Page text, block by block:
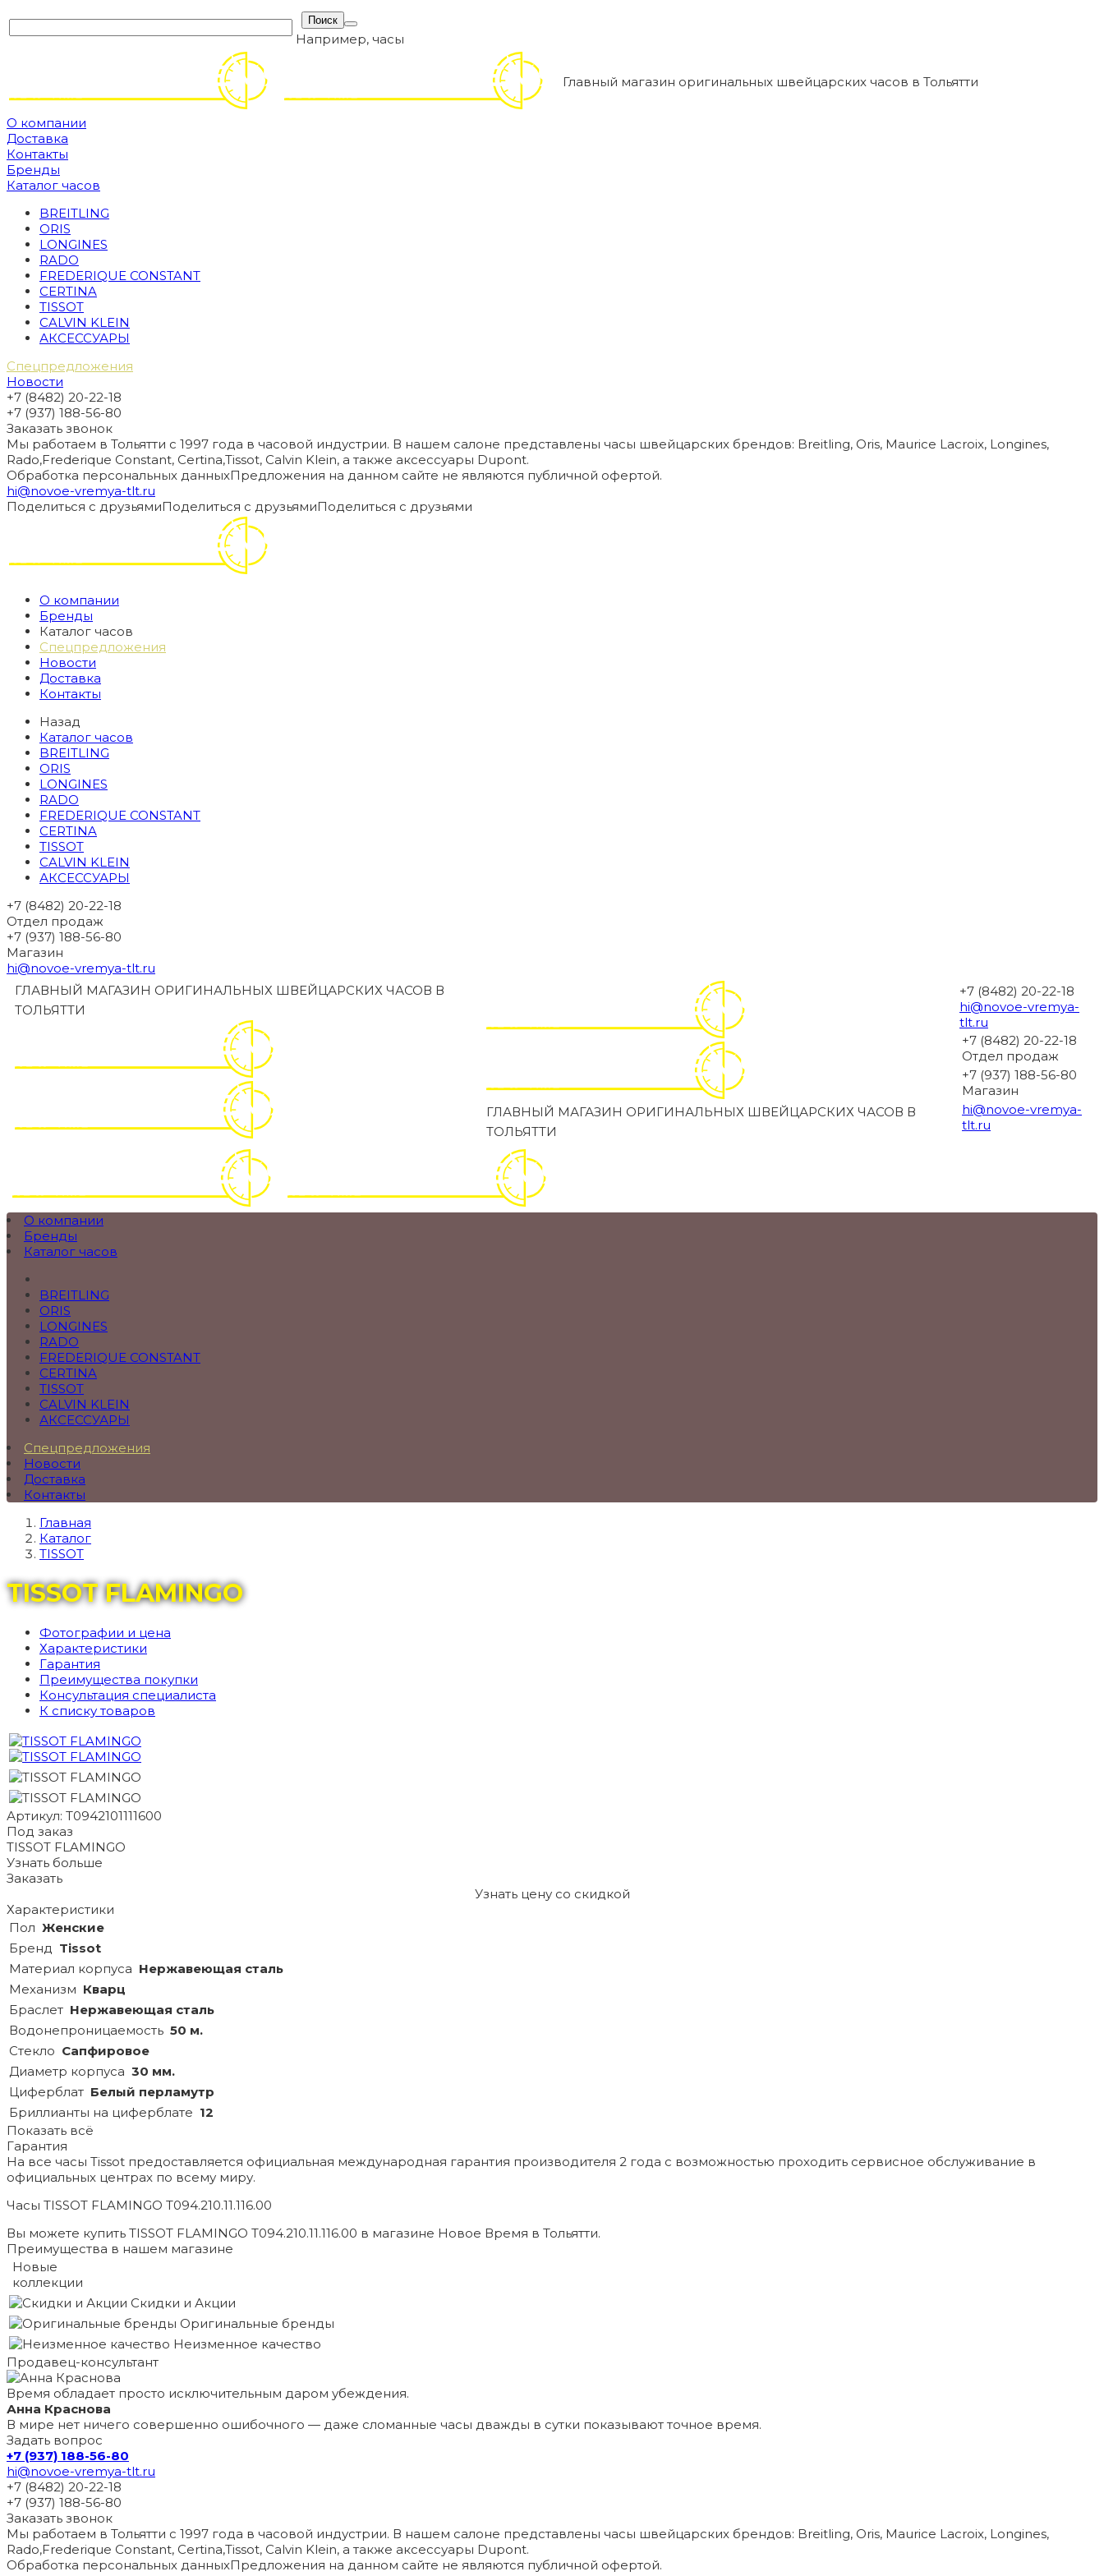
Например, часы
Главный магазин оригинальных швейцарских часов в Тольятти
О компании
Доставка
Контакты
Бренды
Каталог часов
BREITLING
ORIS
LONGINES
RADO
FREDERIQUE CONSTANT
CERTINA
TISSOT
CALVIN KLEIN
АКСЕССУАРЫ
Спецпредложения
Новости
+7 (8482) 20-22-18
+7 (937) 188-56-80
Заказать звонок
Мы работаем в Тольятти с 1997 года в часовой индустрии. В нашем салоне представлены часы швейцарских брендов: Breitling, Oris, Maurice Lacroix, Longines,
Rado,Frederique Constant, Certina,Tissot, Calvin Klein, а также аксессуары Dupont.
Обработка персональных данныхПредложения на данном сайте не являются публичной офертой.
hi@novoe-vremya-tlt.ru
Поделиться с друзьямиПоделиться с друзьямиПоделиться с друзьями
О компании
Бренды
Каталог часов
Спецпредложения
Новости
Доставка
Контакты
Назад
Каталог часов
BREITLING
ORIS
LONGINES
RADO
FREDERIQUE CONSTANT
CERTINA
TISSOT
CALVIN KLEIN
АКСЕССУАРЫ
+7 (8482) 20-22-18
Отдел продаж
+7 (937) 188-56-80
Магазин
hi@novoe-vremya-tlt.ru
ГЛАВНЫЙ МАГАЗИН ОРИГИНАЛЬНЫХ ШВЕЙЦАРСКИХ ЧАСОВ В
ТОЛЬЯТТИ
ГЛАВНЫЙ МАГАЗИН ОРИГИНАЛЬНЫХ ШВЕЙЦАРСКИХ ЧАСОВ В
ТОЛЬЯТТИ
+7 (8482) 20-22-18
hi@novoe-vremya-
tlt.ru
+7 (8482) 20-22-18
Отдел продаж
+7 (937) 188-56-80
Магазин
hi@novoe-vremya-
tlt.ru
О компании
Бренды
Каталог часов
BREITLING
ORIS
LONGINES
RADO
FREDERIQUE CONSTANT
CERTINA
TISSOT
CALVIN KLEIN
АКСЕССУАРЫ
Спецпредложения
Новости
Доставка
Контакты
Главная
Каталог
TISSOT
TISSOT FLAMINGO
Фотографии и цена
Характеристики
Гарантия
Преимущества покупки
Консультация специалиста
К списку товаров
Артикул: T0942101111600
Под заказ
TISSOT FLAMINGO
Узнать больше
Заказать
Узнать цену со скидкой
Характеристики
Пол Женские
Бренд Tissot
Материал корпуса Нержавеющая сталь
Механизм Кварц
Браслет Нержавеющая сталь
Водонепроницаемость 50 м.
Стекло Сапфировое
Диаметр корпуса 30 мм.
Циферблат Белый перламутр
Бриллианты на циферблате 12
Показать всё
Гарантия
На все часы Tissot предоставляется официальная международная гарантия производителя 2 года с возможностью проходить сервисное обслуживание в
официальных центрах по всему миру.
Часы TISSOT FLAMINGO T094.210.11.116.00
Вы можете купить TISSOT FLAMINGO T094.210.11.116.00 в магазине Новое Время в Тольятти.
Преимущества в нашем магазине
Новые
коллекции
Скидки и Акции
Оригинальные бренды
Неизменное качество
Продавец-консультант
Время обладает просто исключительным даром убеждения.
Анна Краснова
В мире нет ничего совершенно ошибочного — даже сломанные часы дважды в сутки показывают точное время.
Задать вопрос
+7 (937) 188-56-80
hi@novoe-vremya-tlt.ru
+7 (8482) 20-22-18
+7 (937) 188-56-80
Заказать звонок
Мы работаем в Тольятти с 1997 года в часовой индустрии. В нашем салоне представлены часы швейцарских брендов: Breitling, Oris, Maurice Lacroix, Longines,
Rado,Frederique Constant, Certina,Tissot, Calvin Klein, а также аксессуары Dupont.
Обработка персональных данныхПредложения на данном сайте не являются публичной офертой.